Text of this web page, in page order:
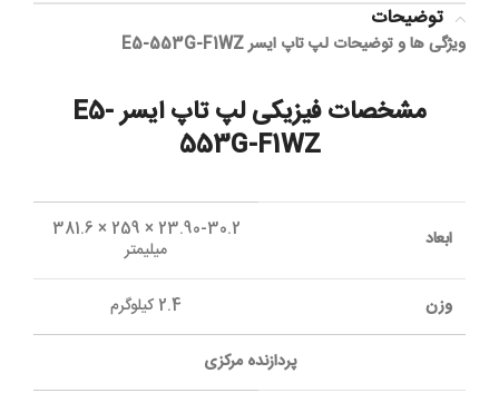
توضیحات
ویژگی ها و توضیحات لپ تاپ ایسر E5-553G-F1WZ
مشخصات فيزيکی لپ تاپ ایسر E5-
553G-F1WZ
ابعاد 23.90-30.2 × 259 × 381.6
میلیمتر
وزن 2.4 کیلوگرم
پردازنده مرکزی